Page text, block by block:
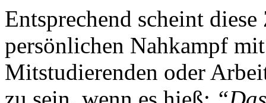
Entsprechend scheint
persönlichen Nahkampf
Mitstudierenden oder